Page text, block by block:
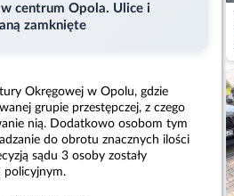
w centrum Opola. Ulice i
zamknięte
Okręgowej w Opolu, gdzie
grupie przestępczej, z czego
nią. Dodatkowo osobom tym
do obrotu znacznych ilości
sądu 3 osoby zostały
policyjnym.